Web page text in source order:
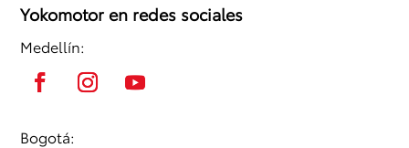
Yokomotor en redes sociales
Medellín:
Bogotá: